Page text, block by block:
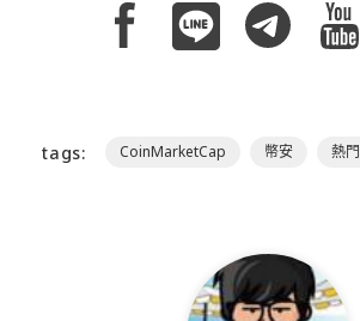
tags: CoinMarketCap 幣安 熱